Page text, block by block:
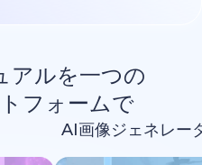
アルを一つの
フォームで
AI画像ジェネレー